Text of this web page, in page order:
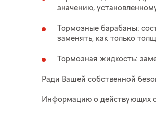
значению,
Тормозные барабаны:
заменять, как только
Тормозная жидкость:
Ради Вашей собственной
Информацию о действующих